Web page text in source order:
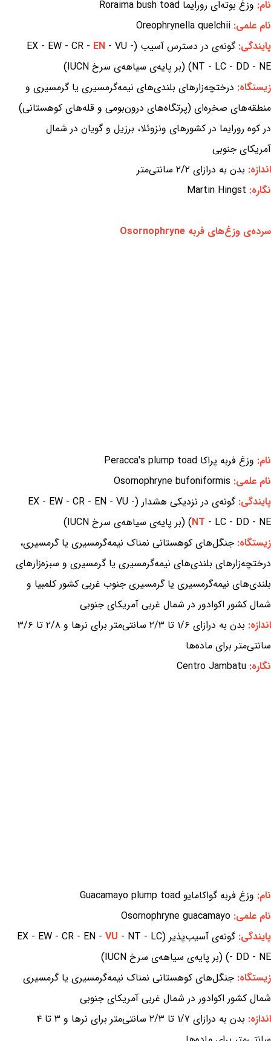
نام: وزغ بوته‌ای رورایما Roraima bush toad
نام علمی: Oreophrynella quelchii
پایندگی:گونه‌ی در دسترس آسیب (EX - EW - CR - EN - VU -
NT - LC - DD - NE) (بر پایه‌ی سیاهه‌ی سرخ IUCN)
زیستگاه: درختچه‌زارهای بلندی‌های نیمه‌گرمسیری یا گرمسیری و
منطقه‌های صخره‌ای (پرتگاه‌های درون‌بومی و قله‌های کوهستانی)
در کوه رورایما در کشورهای ونزوئلا، برزیل و گویان در شمال
آمریکای جنوبی
اندازه: بدن به درازای ۲/۲ سانتی‌متر
نگاره: Martin Hingst
سرده‌ی وزغ‌های فربه Osornophryne
نام: وزغ فربه پراکا Peracca's plump toad
نام علمی: Osornophryne bufoniformis
پایندگی:گونه‌ی در نزدیکی هشدار (EX - EW - CR - EN - VU -
NT - LC - DD - NE) (بر پایه‌ی سیاهه‌ی سرخ IUCN)
زیستگاه: جنگل‌های کوهستانی نمناک نیمه‌گرمسیری یا گرمسیری،
درختچه‌زارهای بلندی‌های نیمه‌گرمسیری یا گرمسیری و سبزه‌زارهای
بلندی‌های نیمه‌گرمسیری یا گرمسیری جنوب غربی کشور کلمبیا و
شمال کشور اکوادور در شمال غربی آمریکای جنوبی
اندازه:
بدن به درازای ۱/۶ تا ۲/۳ سانتی‌متر برای نرها و ۲/۸ تا ۳/۶
سانتی‌متر برای ماده‌ها
نگاره: Centro Jambatu
نام: وزغ فربه گواکامایو Guacamayo plump toad
نام علمی: Osornophryne guacamayo
پایندگی:گونه‌ی آسیب‌پذیر (EX - EW - CR - EN - VU - NT - LC
- DD - NE) (بر پایه‌ی سیاهه‌ی سرخ IUCN)
زیستگاه: جنگل‌های کوهستانی نمناک نیمه‌گرمسیری یا گرمسیری
شمال کشور اکوادور در شمال غربی آمریکای جنوبی
اندازه:
بدن به درازای ۱/۷ تا ۲/۳ سانتی‌متر برای نرها و ۳ تا ۴